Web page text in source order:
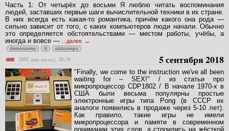
Часть 1: От четырёх до восьми Я люблю читать воспоминания
людей, заставших первые шаги вычислительной техники в их стране.
В них всегда есть какая-то романтика, причём какого она рода —
сильно зависит от того, с каких компьютеров люди начали. Обычно
это определяется обстоятельствами — местом работы, учёбы, а
иногда и вовсе —
...далее
demoscene it oldcomps
2892 дня назад, 20:30 5 сентября 2018
"Finally, we come to the instruction we've all been
waiting for – SEX!" / из статьи про
микропроцессор CDP1802 / В начале 1970-х в
США были весьма популярны простые
электронные игры типа Pong (в СССР их
аналоги появились в продаже через 5-10 лет).
Как правило, такие игры не имели
микропроцессора и памяти в современном
понимании этих слов, а строились на жёсткой